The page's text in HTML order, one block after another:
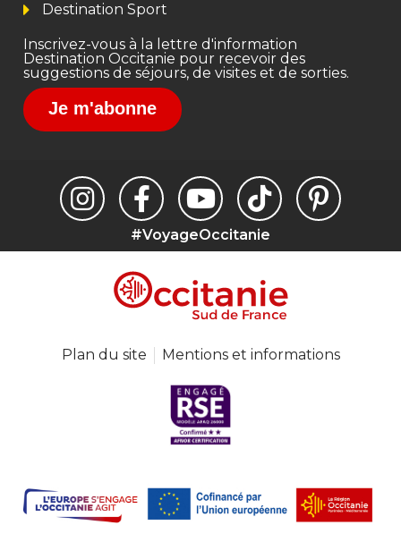
Destination Sport
Inscrivez-vous à la lettre d'information
Destination Occitanie pour recevoir des
suggestions de séjours, de visites et de sorties.
Je m'abonne
#VoyageOccitanie
Plan du site Mentions et informations